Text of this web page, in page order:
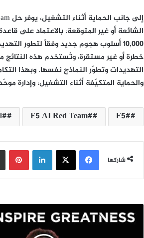
الشائعة أو غير المتوقعة، بالاعتماد على
التهديدات وتطوّر النماذج نفسها. وبهذا
والحماية المتكيّفة أثناء التشغيل، وإدارة
#F5
#F5 AI Red Team
شاركها
فيسبوك ‫X لينكدإن بينتيريست